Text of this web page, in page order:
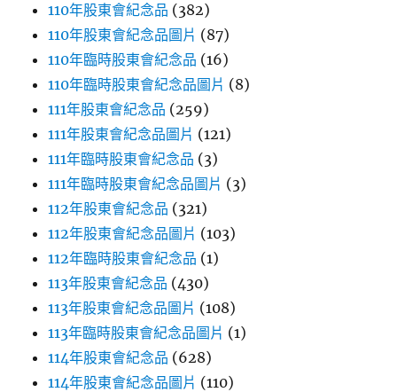
110年股東會紀念品 (382)
110年股東會紀念品圖片 (87)
110年臨時股東會紀念品 (16)
110年臨時股東會紀念品圖片 (8)
111年股東會紀念品 (259)
111年股東會紀念品圖片 (121)
111年臨時股東會紀念品 (3)
111年臨時股東會紀念品圖片 (3)
112年股東會紀念品 (321)
112年股東會紀念品圖片 (103)
112年臨時股東會紀念品 (1)
113年股東會紀念品 (430)
113年股東會紀念品圖片 (108)
113年臨時股東會紀念品圖片 (1)
114年股東會紀念品 (628)
114年股東會紀念品圖片 (110)